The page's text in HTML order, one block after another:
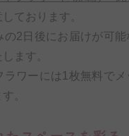
ております。
の2日後にお届けが可
ます。
ラワーには1枚無料で
。